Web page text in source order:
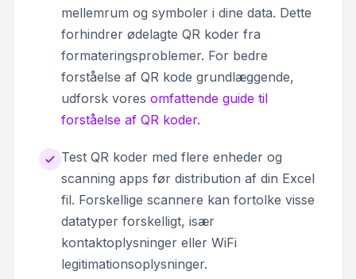
mellemrum og symboler i dine data. Dette
forhindrer ødelagte QR koder fra
formateringsproblemer. For bedre
forståelse af QR kode grundlæggende,
udforsk vores omfattende guide til
forståelse af QR koder.
Test QR koder med flere enheder og
scanning apps før distribution af din Excel
fil. Forskellige scannere kan fortolke visse
datatyper forskelligt, især
kontaktoplysninger eller WiFi
legitimationsoplysninger.